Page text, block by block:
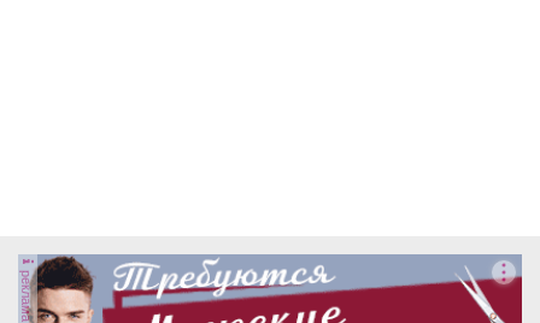
реклама